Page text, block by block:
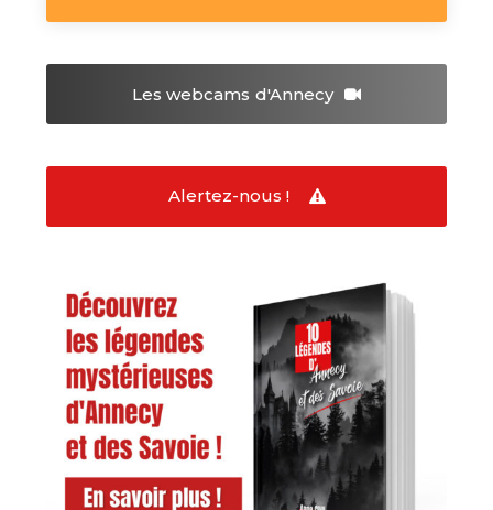
Les webcams d'Annecy
Alertez-nous !